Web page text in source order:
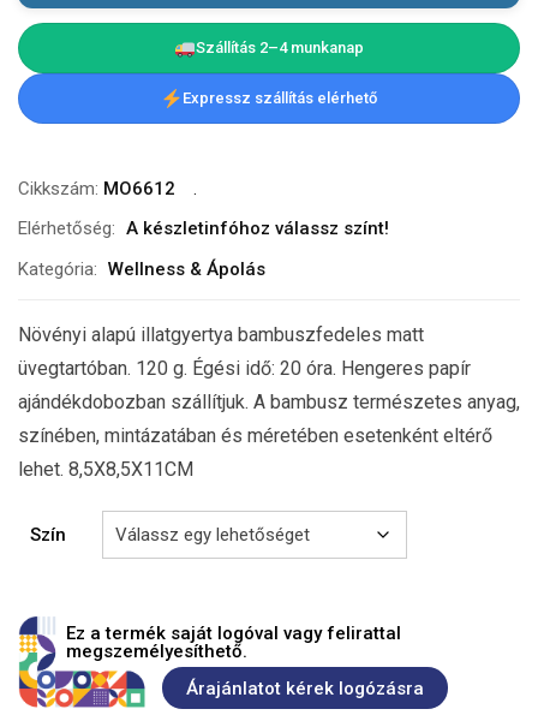
Szállítás 2–4 munkanap
Expressz szállítás elérhető
Cikkszám: MO6612
Elérhetőség: A készletinfóhoz válassz színt!
Kategória: Wellness & Ápolás
Növényi alapú illatgyertya bambuszfedeles matt
üvegtartóban. 120 g. Égési idő: 20 óra. Hengeres papír
ajándékdobozban szállítjuk. A bambusz természetes anyag,
színében, mintázatában és méretében esetenként eltérő
lehet. 8,5X8,5X11CM
Szín
Ez a termék saját logóval vagy felirattal
megszemélyesíthető.
Árajánlatot kérek logózásra